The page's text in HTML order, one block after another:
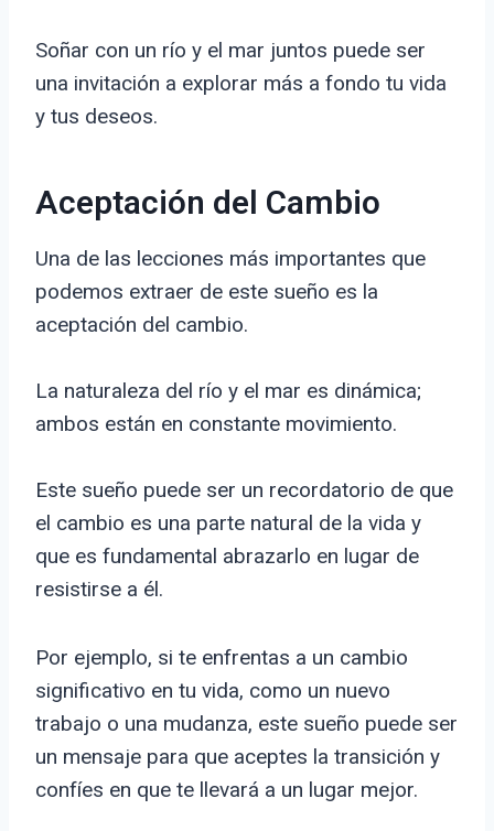
Soñar con un río y el mar juntos puede ser
una invitación a explorar más a fondo tu vida
y tus deseos.
Aceptación del Cambio
Una de las lecciones más importantes que
podemos extraer de este sueño es la
aceptación del cambio.
La naturaleza del río y el mar es dinámica;
ambos están en constante movimiento.
Este sueño puede ser un recordatorio de que
el cambio es una parte natural de la vida y
que es fundamental abrazarlo en lugar de
resistirse a él.
Por ejemplo, si te enfrentas a un cambio
significativo en tu vida, como un nuevo
trabajo o una mudanza, este sueño puede ser
un mensaje para que aceptes la transición y
confíes en que te llevará a un lugar mejor.